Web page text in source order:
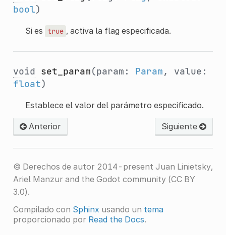
bool)
Si es true , activa la flag especificada.
void set_param(param: Param, value:
float)
Establece el valor del parámetro especificado.
Anterior Siguiente
© Derechos de autor 2014-present Juan Linietsky,
Ariel Manzur and the Godot community (CC BY
3.0).
Compilado con Sphinx usando un tema
proporcionado por Read the Docs.